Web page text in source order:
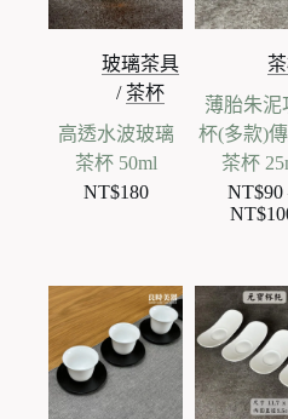
玻璃茶具
/茶杯
高透水波玻璃
茶杯 50ml
NT$180
薄胎朱泥
杯(多款)
茶杯
NT$90
NT$